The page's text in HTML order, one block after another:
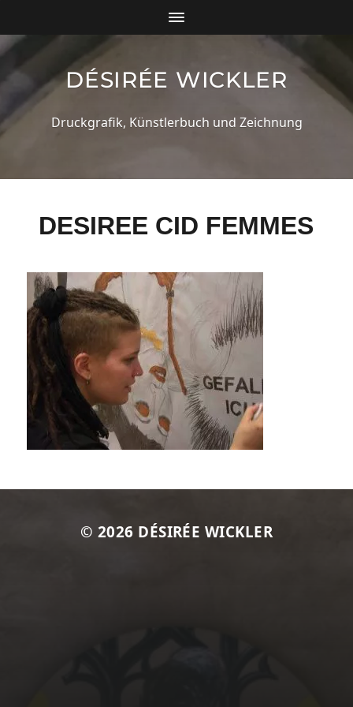
DÉSIRÉE WICKLER
Druckgrafik, Künstlerbuch und Zeichnung
DESIREE CID FEMMES
© 2026 DÉSIRÉE WICKLER